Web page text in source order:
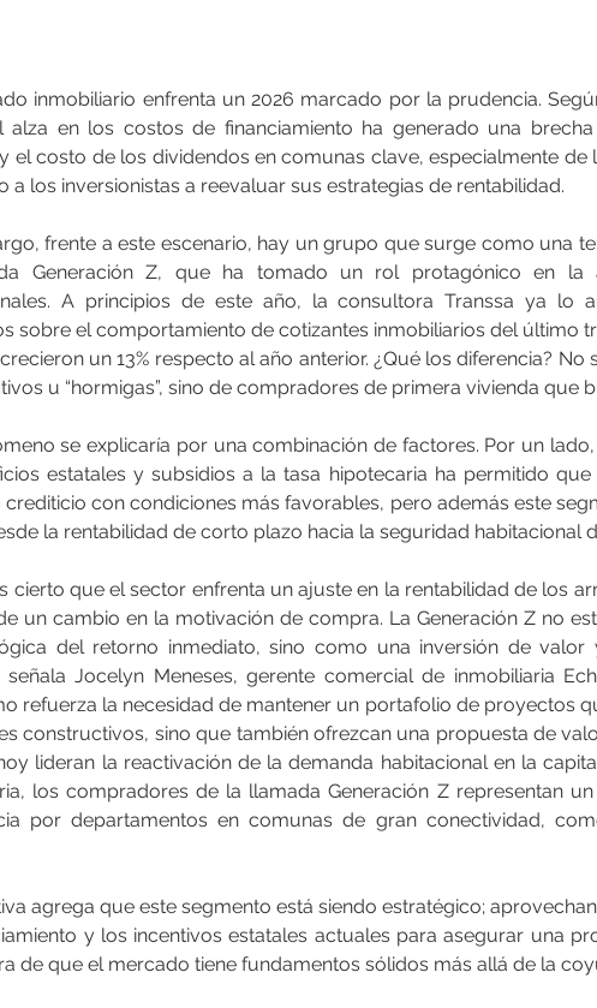
inmobiliario enfrenta un 2026 marcado por la prudencia.
alza en los costos de financiamiento ha generado una
el costo de los dividendos en comunas clave, especialmente de
a los inversionistas a reevaluar sus estrategias de rentabilidad.
frente a este escenario, hay un grupo que surge como una
Generación Z, que ha tomado un rol protagónico en la
A principios de este año, la consultora Transsa ya lo
sobre el comportamiento de cotizantes inmobiliarios del último
un 13% respecto al año anterior. ¿Qué los diferencia? No
u “hormigas”, sino de compradores de primera vivienda que
se explicaría por una combinación de factores. Por un
estatales y subsidios a la tasa hipotecaria ha permitido
con condiciones más favorables, pero además este
la rentabilidad de corto plazo hacia la seguridad habitacional
cierto que el sector enfrenta un ajuste en la rentabilidad de los
un cambio en la motivación de compra. La Generación Z no
del retorno inmediato, sino como una inversión de valor
señala Jocelyn Meneses, gerente comercial de inmobiliaria
refuerza la necesidad de mantener un portafolio de proyectos
constructivos, sino que también ofrezcan una propuesta de
lideran la reactivación de la demanda habitacional en la
los compradores de la llamada Generación Z representan
por departamentos en comunas de gran conectividad,
agrega que este segmento está siendo estratégico;
y los incentivos estatales actuales para asegurar una
de que el mercado tiene fundamentos sólidos más allá de la